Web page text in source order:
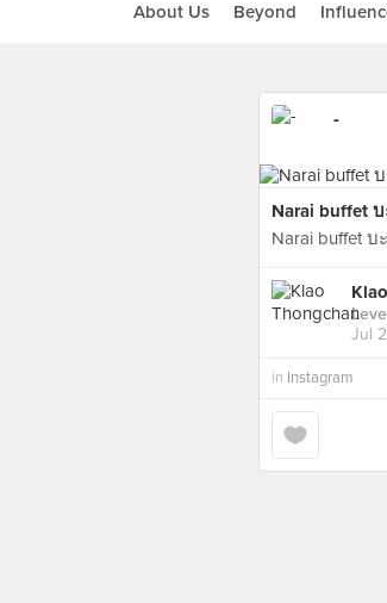
About Us Beyond
-
Narai buffet
Narai buffet
Jul
in Instagram